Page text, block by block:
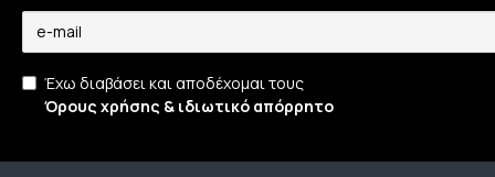
Έχω διαβάσει και αποδέχομαι τους
Όρους χρήσης & ιδιωτικό απόρρητο